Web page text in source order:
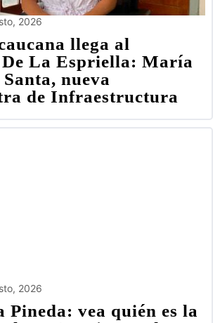
2026
llega al
La Espriella: María
nueva
de Infraestructura
2026
Pineda: vea quién es la